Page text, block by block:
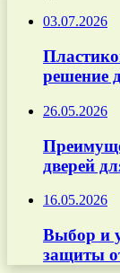
03.07.2026
решение
26.05.2026
дверей
16.05.2026
Выбор и
защиты